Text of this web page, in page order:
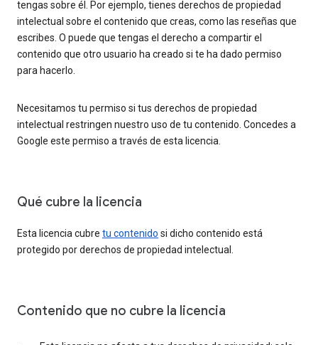
tengas sobre él. Por ejemplo, tienes derechos de propiedad
intelectual sobre el contenido que creas, como las reseñas que
escribes. O puede que tengas el derecho a compartir el
contenido que otro usuario ha creado si te ha dado permiso
para hacerlo.
Necesitamos tu permiso si tus derechos de propiedad
intelectual restringen nuestro uso de tu contenido. Concedes a
Google este permiso a través de esta licencia.
Qué cubre la licencia
Esta licencia cubre tu contenido si dicho contenido está
protegido por derechos de propiedad intelectual.
Contenido que no cubre la licencia